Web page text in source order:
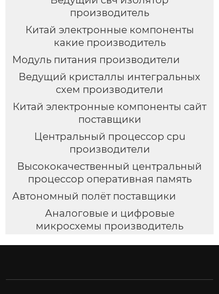
производитель
Китай электронные компоненты
какие производитель
Модуль питания производители
Ведущий кристаллы интегральных
схем производители
Китай электронные компоненты сайт
поставщики
Центральный процессор cpu
производители
Высококачественный центральный
процессор оперативная память
Автономный полёт поставщики
Аналоговые и цифровые
микросхемы производитель